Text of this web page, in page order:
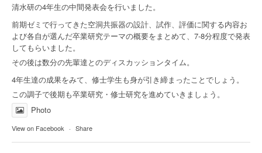
清水研の4年生の中間発表会を行いました。
前期ゼミで行ってきた空洞共振器の設計、試作、評価に関する内容お
よび各自が選んだ卒業研究テーマの概要をまとめて、7-8分程度で発表
してもらいました。
その後は数分の先輩達とのディスカッションタイム。
4年生達の成果をみて、修士学生も身が引き締まったことでしょう。
この調子で後期も卒業研究・修士研究を進めていきましょう。
Photo
View on Facebook · Share